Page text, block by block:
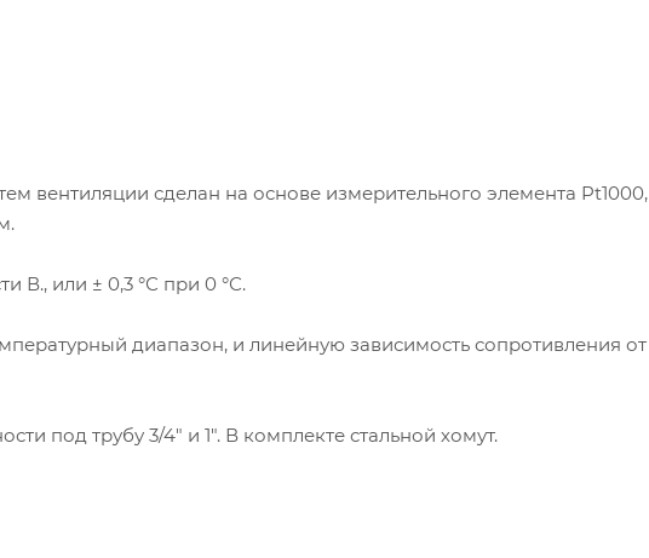
вентиляции сделан на основе измерительного элемента Pt1000,
В., или ± 0,3 °С при 0 °С.
диапазон, и линейную зависимость сопротивления от
под трубу 3/4" и 1". В комплекте стальной хомут.